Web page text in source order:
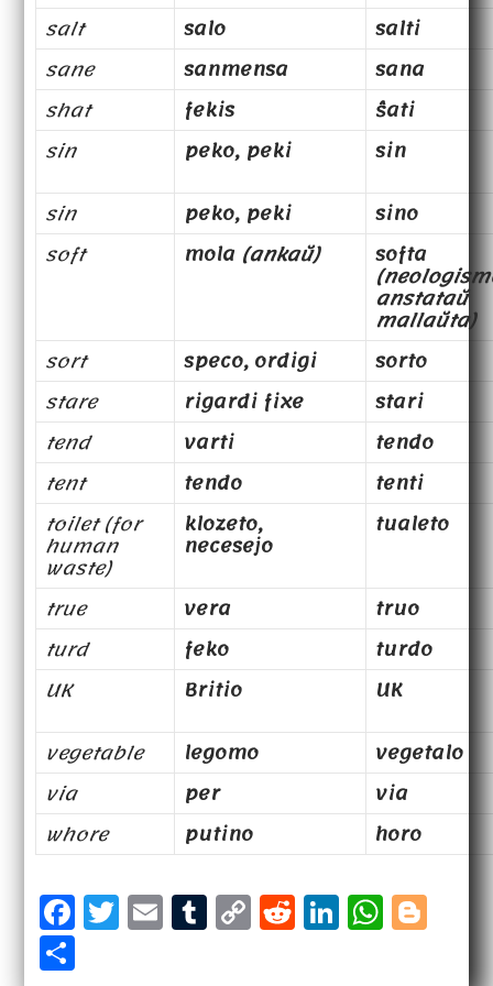
salt
salo
salti
sane
sanmensa
sana
shat
fekis
ŝati
sin
peko, peki
sin
sin
peko, peki
sino
soft
mola (ankaŭ) softa
anstataŭ
mallaŭta)
sort
speco, ordigi
sorto
stare
rigardi fixe
stari
tend
varti
tendo
tent
tendo
tenti
toilet (for
human
waste)
klozeto,
necesejo
tualeto
true vera
truo
turd
feko
turdo
UK
Britio
UK
vegetable
legomo
vegetalo
via
per
via
whore
putino horo
F
a T
w E
mT
u C
o R
e Li
n W
h
S